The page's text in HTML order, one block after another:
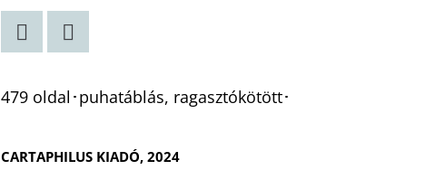
479 oldal･puhatáblás, ragasztókötött･
CARTAPHILUS KIADÓ, 2024